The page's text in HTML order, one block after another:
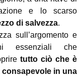
e lo scarso
di salvezza.
sull’argomento e
essenziali che
tutto ciò che è
in una